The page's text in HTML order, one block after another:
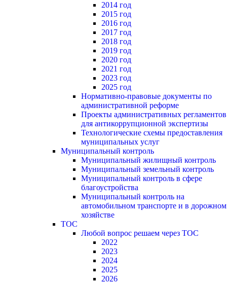
2014 год
2015 год
2016 год
2017 год
2018 год
2019 год
2020 год
2021 год
2023 год
2025 год
Нормативно-правовые документы по
административной реформе
Проекты административных регламентов
для антикоррупционной экспертизы
Технологические схемы предоставления
муниципальных услуг
Муниципальный контроль
Муниципальный жилищный контроль
Муниципальный земельный контроль
Муниципальный контроль в сфере
благоустройства
Муниципальный контроль на
автомобильном транспорте и в дорожном
хозяйстве
ТОС
Любой вопрос решаем через ТОС
2022
2023
2024
2025
2026